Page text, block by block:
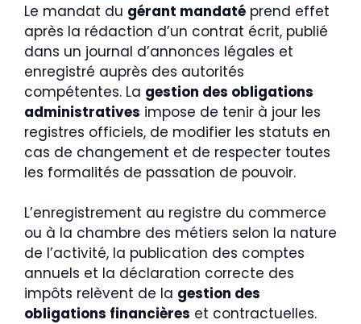
Le mandat du gérant mandaté prend effet
après la rédaction d’un contrat écrit, publié
dans un journal d’annonces légales et
enregistré auprès des autorités
compétentes. La gestion des obligations
administratives impose de tenir à jour les
registres officiels, de modifier les statuts en
cas de changement et de respecter toutes
les formalités de passation de pouvoir.
L’enregistrement au registre du commerce
ou à la chambre des métiers selon la nature
de l’activité, la publication des comptes
annuels et la déclaration correcte des
impôts relèvent de la gestion des
obligations financières et contractuelles.